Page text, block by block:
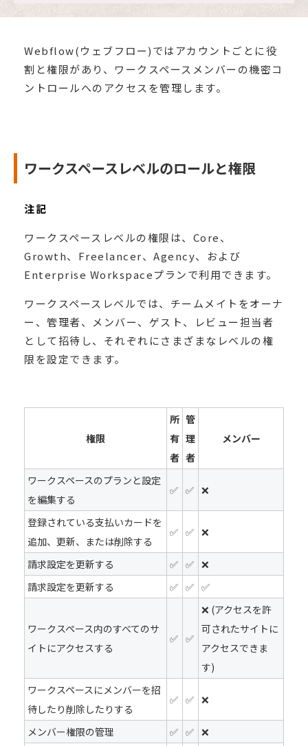
Webflow(ウェブフロー)ではアカウントごとに役
割と権限があり、ワークスペースメンバーの機密コ
ントロールへのアクセスを管理します。
ワークスペースレベルのロールと権限
注記
ワークスペースレベルの権限は、Core、
Growth、Freelancer、Agency、および
Enterprise Workspaceプランで利用できます。
ワークスペースレベルでは、チームメイトをオーナ
ー、管理者、メンバー、ゲスト、レビュー担当者
として招待し、それぞれにさまざまなレベルの権
限を設定できます。
権限
所
有
者
管
理
者
メンバー
ワークスペースのプランと設定
を編集する
✅ ✅ ❌
登録されている支払いカードを
追加、更新、または削除する
✅ ✅ ❌
請求設定を更新する ✅ ✅ ❌
請求設定を更新する
✅ ✅ ✅
ワークスペース内のすべてのサ
イトにアクセスする
✅ ✅
❌ (アクセスを許
可されたサイトに
アクセスできま
す)
ワークスペースにメンバーを招
待したり削除したりする
✅ ✅ ❌
メンバー権限の管理 ✅ ✅ ❌